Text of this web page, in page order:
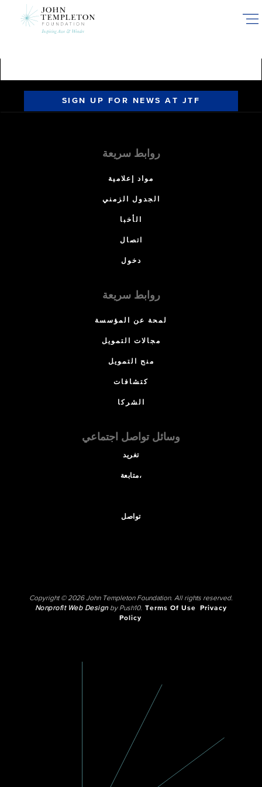
SIGN UP FOR NEWS AT JTF
روابط سريعة
مواد إعلامية
الجدول الزمني
الأخبا
اتصال
دخول
روابط سريعة
لمحة عن المؤسسة
مجالات التمويل
منح التمويل
كتشافات
الشركا
وسائل تواصل اجتماعي
تغريد
متابعة،
تواصل
Copyright © 2026 John Templeton Foundation. All rights reserved.
Nonprofit Web Designby Push10. Terms Of Use
Privacy
Policy